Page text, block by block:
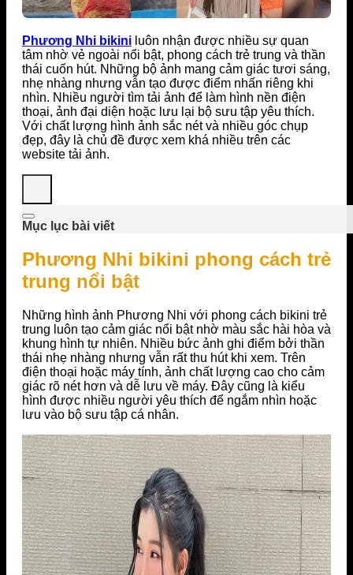
Phương Nhi bikini luôn nhận được nhiều sự quan
tâm nhờ vẻ ngoài nổi bật, phong cách trẻ trung và thần
thái cuốn hút. Những bộ ảnh mang cảm giác tươi sáng,
nhẹ nhàng nhưng vẫn tạo được điểm nhấn riêng khi
nhìn. Nhiều người tìm tải ảnh để làm hình nền điện
thoại, ảnh đại diện hoặc lưu lại bộ sưu tập yêu thích.
Với chất lượng hình ảnh sắc nét và nhiều góc chụp
đẹp, đây là chủ đề được xem khá nhiều trên các
website tải ảnh.
Mục lục bài viết
Phương Nhi bikini phong cách trẻ
trung nổi bật
Những hình ảnh Phương Nhi với phong cách bikini trẻ
trung luôn tạo cảm giác nổi bật nhờ màu sắc hài hòa và
khung hình tự nhiên. Nhiều bức ảnh ghi điểm bởi thần
thái nhẹ nhàng nhưng vẫn rất thu hút khi xem. Trên
điện thoại hoặc máy tính, ảnh chất lượng cao cho cảm
giác rõ nét hơn và dễ lưu về máy. Đây cũng là kiểu
hình được nhiều người yêu thích để ngắm nhìn hoặc
lưu vào bộ sưu tập cá nhân.